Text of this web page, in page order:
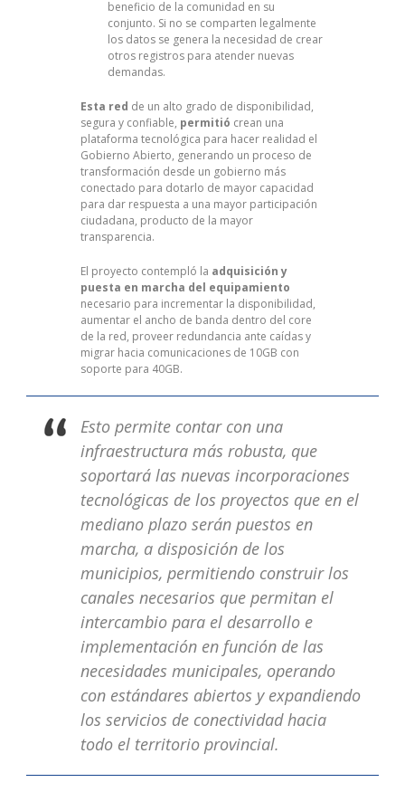
beneficio de la comunidad en su
conjunto. Si no se comparten legalmente
los datos se genera la necesidad de crear
otros registros para atender nuevas
demandas.
Esta red de un alto grado de disponibilidad,
segura y confiable, permitió crean una
plataforma tecnológica para hacer realidad el
Gobierno Abierto, generando un proceso de
transformación desde un gobierno más
conectado para dotarlo de mayor capacidad
para dar respuesta a una mayor participación
ciudadana, producto de la mayor
transparencia.
El proyecto contempló la adquisición y
puesta en marcha del equipamiento
necesario para incrementar la disponibilidad,
aumentar el ancho de banda dentro del core
de la red, proveer redundancia ante caídas y
migrar hacia comunicaciones de 10GB con
soporte para 40GB.
Esto permite contar con una
infraestructura más robusta, que
soportará las nuevas incorporaciones
tecnológicas de los proyectos que en el
mediano plazo serán puestos en
marcha, a disposición de los
municipios, permitiendo construir los
canales necesarios que permitan el
intercambio para el desarrollo e
implementación en función de las
necesidades municipales, operando
con estándares abiertos y expandiendo
los servicios de conectividad hacia
todo el territorio provincial.